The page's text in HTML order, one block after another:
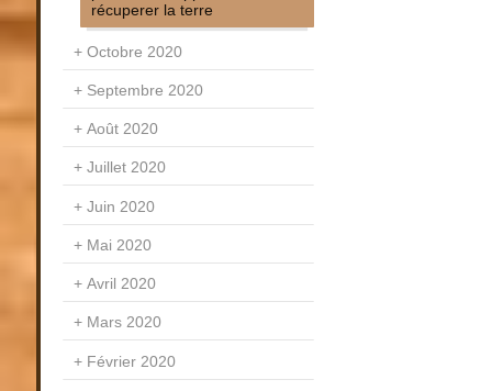
récuperer la terre
Octobre 2020
Septembre 2020
Août 2020
Juillet 2020
Juin 2020
Mai 2020
Avril 2020
Mars 2020
Février 2020